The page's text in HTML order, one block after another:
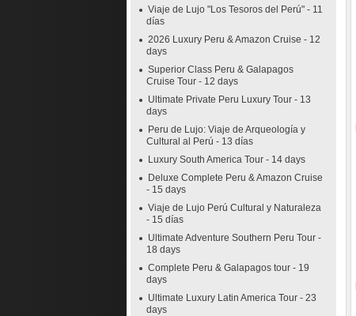
Viaje de Lujo "Los Tesoros del Perú" - 11
días
2026 Luxury Peru & Amazon Cruise - 12
days
Superior Class Peru & Galapagos
Cruise Tour - 12 days
Ultimate Private Peru Luxury Tour - 13
days
Peru de Lujo: Viaje de Arqueología y
Cultural al Perú - 13 días
Luxury South America Tour - 14 days
Deluxe Complete Peru & Amazon Cruise
- 15 days
Viaje de Lujo Perú Cultural y Naturaleza
- 15 días
Ultimate Adventure Southern Peru Tour -
18 days
Complete Peru & Galapagos tour - 19
days
Ultimate Luxury Latin America Tour - 23
days